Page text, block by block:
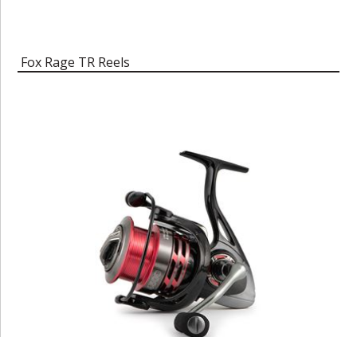
Fox Rage TR Reels